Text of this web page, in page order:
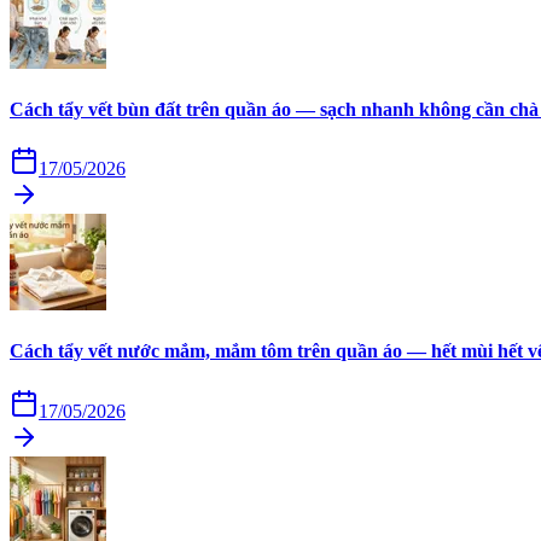
Cách tẩy vết bùn đất trên quần áo — sạch nhanh không cần
17/05/2026
Cách tẩy vết nước mắm, mắm tôm trên quần áo — hết mùi hết
17/05/2026